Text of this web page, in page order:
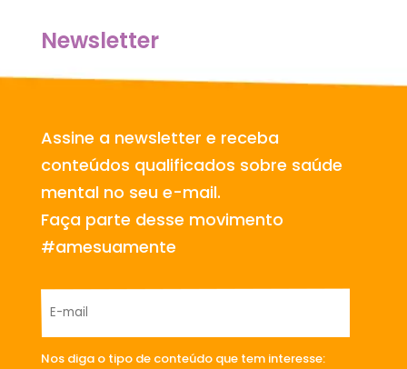
Newsletter
Assine a newsletter e receba
conteúdos qualificados sobre saúde
mental no seu e-mail.
Faça parte desse movimento
#amesuamente
Nos diga o tipo de conteúdo que tem interesse: